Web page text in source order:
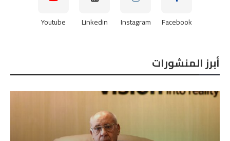
Facebook
Instagram
Linkedin
Youtube
أبرز المنشورات